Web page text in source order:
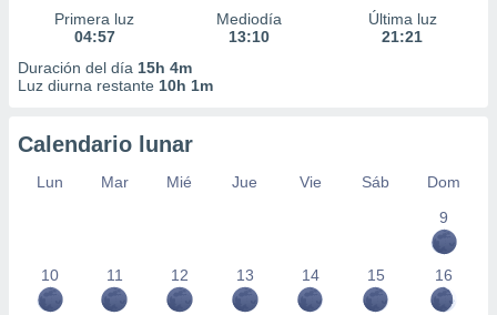
Primera luz
04:57
Mediodía
13:10
Última luz
21:21
Duración del día 15h 4m
Luz diurna restante 10h 1m
Calendario lunar
Lun Mar Mié Jue Vie Sáb
Dom
9
10 11 12 13 14 15 16